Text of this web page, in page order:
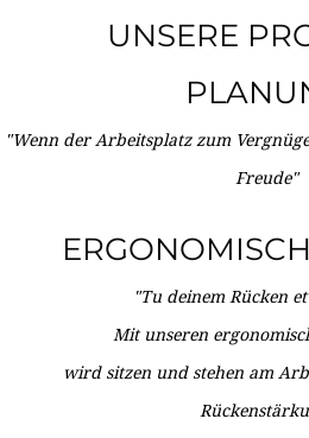
UNSERE
"Wenn der Arbeitsplatz zum
Freude"
"Tu deinem Rücken
Mit unseren
wird sitzen und stehen am